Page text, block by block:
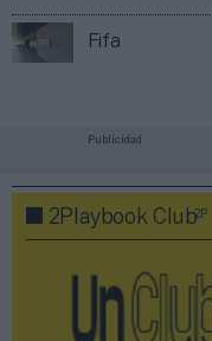
Fifa
Publicidad
2Playbook Club2P